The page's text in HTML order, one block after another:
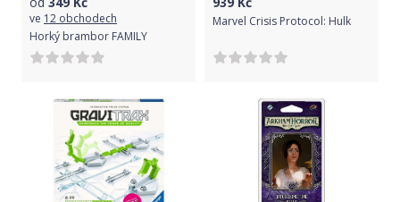
ve 12 obchodech
Horký brambor FAMILY
Marvel Crisis Protocol: Hulk